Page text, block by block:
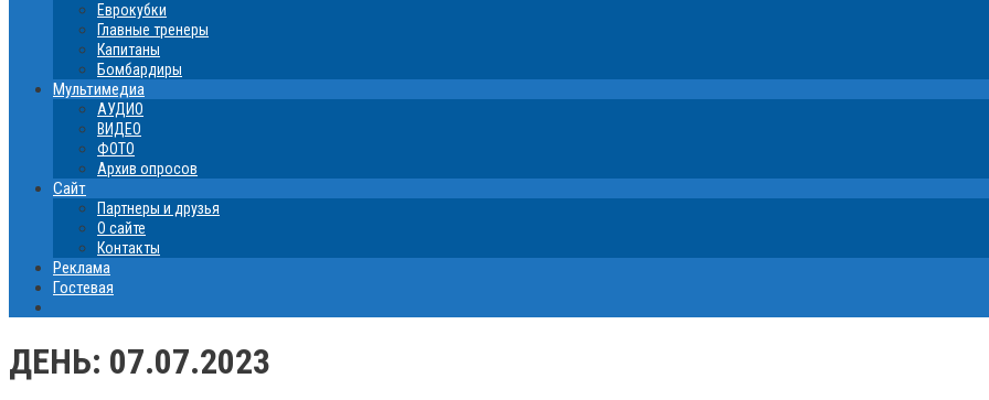
Еврокубки
Главные тренеры
Капитаны
Бомбардиры
Мультимедиа
АУДИО
ВИДЕО
ФОТО
Архив опросов
Сайт
Партнеры и друзья
О сайте
Контакты
Реклама
Гостевая
ДЕНЬ: 07.07.2023